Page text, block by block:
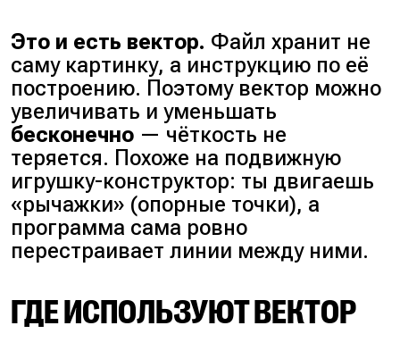
Это и есть вектор. Файл хранит не
саму картинку, а инструкцию по её
построению. Поэтому вектор можно
увеличивать и уменьшать
бесконечно — чёткость не
теряется. Похоже на подвижную
игрушку-конструктор: ты двигаешь
«рычажки» (опорные точки), а
программа сама ровно
перестраивает линии между ними.
ГДЕ ИСПОЛЬЗУЮТ ВЕКТОР